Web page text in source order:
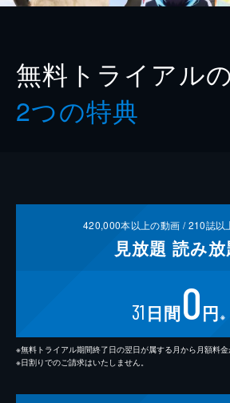
無料トライアルの
2つの特典
420,000本以上の動画 /210誌以
見放題 読み放
31 日間0円 ※
※無料トライアル期間終了日の翌日が属する月から月額料金
※日割りでのご請求はいたしません。